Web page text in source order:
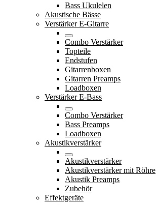
Bass Ukulelen
Akustische Bässe
Verstärker E-Gitarre
Combo Verstärker
Topteile
Endstufen
Gitarrenboxen
Gitarren Preamps
Loadboxen
Verstärker E-Bass
Combo Verstärker
Bass Preamps
Loadboxen
Akustikverstärker
Akustikverstärker
Akustikverstärker mit Röhre
Akustik Preamps
Zubehör
Effektgeräte